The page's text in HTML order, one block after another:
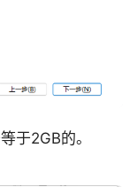
于2GB的。